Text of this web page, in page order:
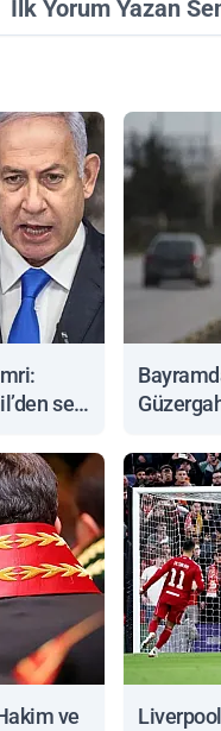
İlk Yorum Yazan
sert
ve